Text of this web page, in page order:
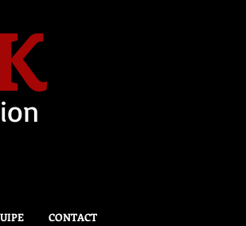
CONTACT